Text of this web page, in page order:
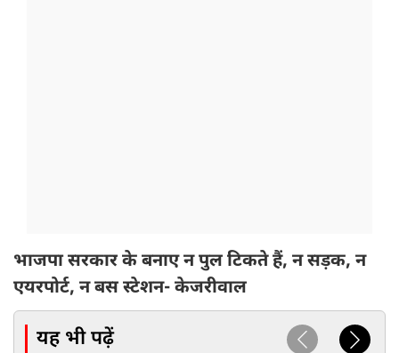
भाजपा सरकार के बनाए न पुल टिकते हैं, न सड़क, न
एयरपोर्ट, न बस स्टेशन- केजरीवाल
यह भी पढ़ें